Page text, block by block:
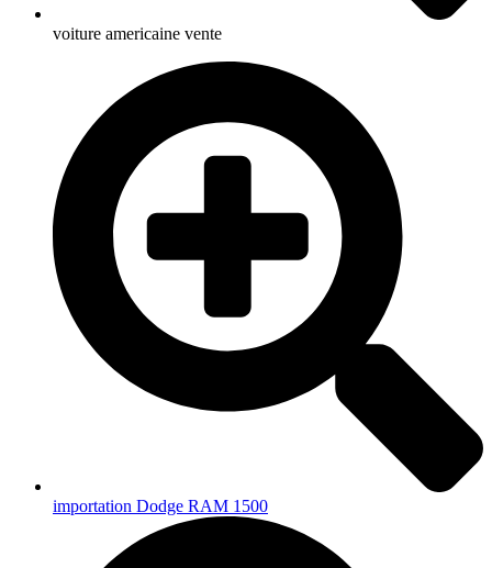
voiture americaine vente
importation Dodge RAM 1500